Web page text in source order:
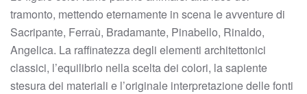
tramonto, mettendo eternamente in scena le avventure di
Sacripante, Ferraù, Bradamante, Pinabello, Rinaldo,
Angelica. La raffinatezza degli elementi architettonici
classici, l’equilibrio nella scelta dei colori, la sapiente
stesura dei materiali e l’originale interpretazione delle fonti